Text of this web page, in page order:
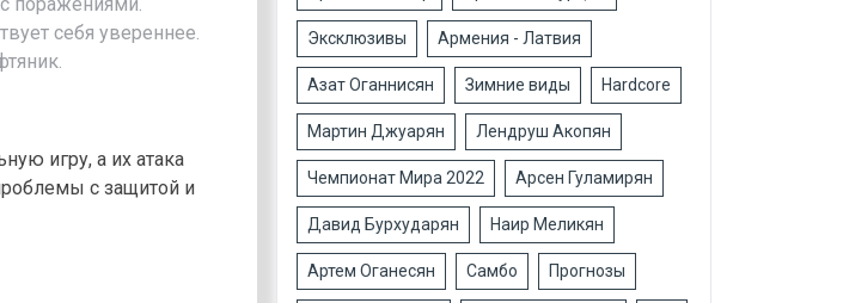
себя увереннее.
игру, а их атака
с защитой и
Эксклюзивы Армения - Латвия
Азат Оганнисян Зимние виды Hardcore
Мартин Джуарян Лендруш Акопян
Чемпионат Мира 2022 Арсен Гуламирян
Давид Бурхударян Наир Меликян
Артем Оганесян Самбо Прогнозы